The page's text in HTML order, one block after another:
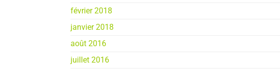
février 2018
janvier 2018
août 2016
juillet 2016